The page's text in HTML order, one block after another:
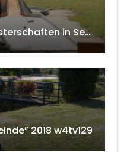
Minigolf Staatsmeisterschaften in Seefeld-Kadolz w4tv174
2018 w4tv129